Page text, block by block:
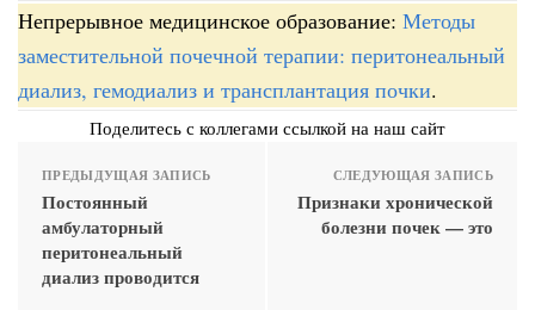
Непрерывное медицинское образование: Методы
заместительной почечной терапии: перитонеальный
диализ, гемодиализ и трансплантация почки.
Поделитесь с коллегами ссылкой на наш сайт
ПРЕДЫДУЩАЯ ЗАПИСЬ
Постоянный
амбулаторный
перитонеальный
диализ проводится
СЛЕДУЮЩАЯ ЗАПИСЬ
Признаки хронической
болезни почек — это